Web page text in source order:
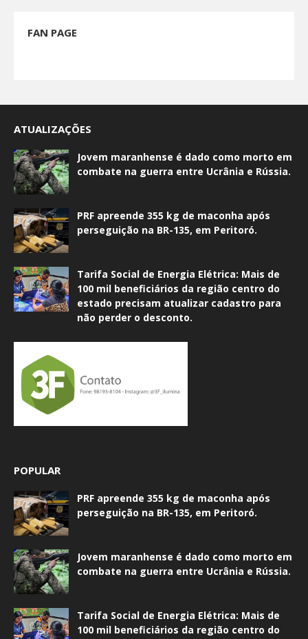
FAN PAGE
ATUALIZAÇÕES
Jovem maranhense é dado como morto em
combate na guerra entre Ucrânia e Rússia.
PRF apreende 355 kg de maconha após
perseguição na BR-135, em Peritoró.
Tarifa Social de Energia Elétrica: Mais de
100 mil beneficiários da região centro do
estado precisam atualizar cadastro para
não perder o desconto.
POPULAR
PRF apreende 355 kg de maconha após
perseguição na BR-135, em Peritoró.
Jovem maranhense é dado como morto em
combate na guerra entre Ucrânia e Rússia.
Tarifa Social de Energia Elétrica: Mais de
100 mil beneficiários da região centro do